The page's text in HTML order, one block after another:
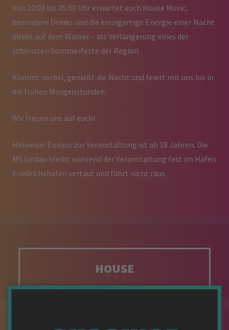
Von 22:00 bis 05:00 Uhr erwartet euch House Music,
besondere Drinks und die einzigartige Energie einer Nacht
direkt auf dem Wasser – als Verlängerung eines der
schönsten Sommerfeste der Region.
Kommt vorbei, genießt die Nacht und feiert mit uns bis in
die frühen Morgenstunden.
Wir freuen uns auf euch!
Hinweise: Einlass zur Veranstaltung ist ab 18 Jahren. Die
MS Lindau bleibt während der Veranstaltung fest im Hafen
Friedrichshafen vertäut und fährt nicht raus.
HOUSE